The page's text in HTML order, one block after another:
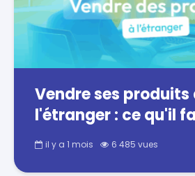
Vendre ses produits
l'étranger : ce qu'il
il y a 1 mois 6 485 vues